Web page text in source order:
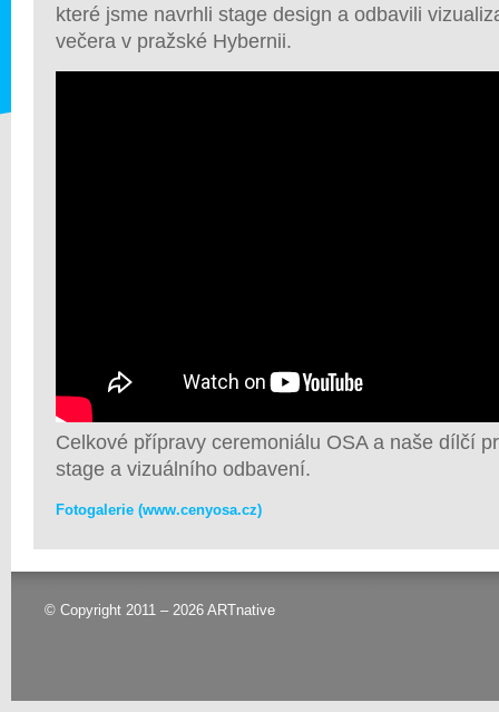
které jsme navrhli stage design a odbavili
večera v pražské Hybernii.
Celkové přípravy ceremoniálu OSA a naše dílčí
stage a vizuálního odbavení.
Fotogalerie (www.cenyosa.cz)
© Copyright 2011 – 2026 ARTnative